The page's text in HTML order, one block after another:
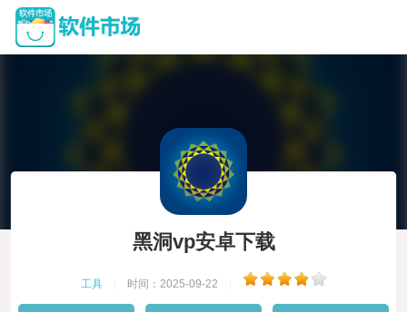
黑洞vp安卓下载
工具 时间：2025-09-22